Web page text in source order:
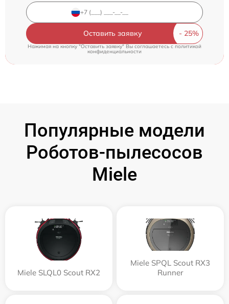
Оставить заявку
Нажимая на кнопку "Оставить заявку" Вы соглашаетесь cполитикой
конфиденциальности
Популярные модели
Роботов-пылесосов
Miele
Miele SLQL0 Scout RX2
Miele SPQL Scout RX3
Runner